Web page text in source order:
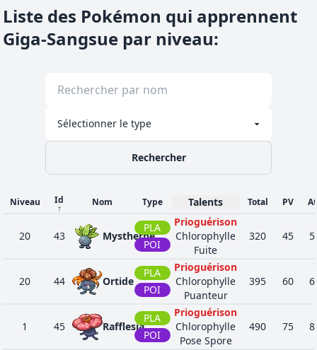
Liste des Pokémon qui apprennent
Giga-Sangsue par niveau:
Rechercher
Niveau Id
↑
Nom Type Talents Total PV
20 43 Mystherbe
PLA
POI
Prioguérison
Chlorophylle
Fuite
320 45
20 44 Ortide
PLA
POI
Prioguérison
Chlorophylle
Puanteur
395 60
1 45 Rafflesia
PLA
POI
Prioguérison
Chlorophylle
Pose Spore
490 75